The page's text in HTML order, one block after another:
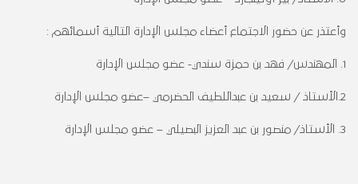
وأعتذر عن حضور الاجتماع أعضاء مجلس الإدارة التالية أسمائهم :
1. المهندس/ فهد بن حمزة سندي- عضو مجلس الإدارة
2.الأستاذ / سعيد بن عبداللطيف الحضرمي –عضو مجلس الإدارة
3. الأستاذ/ منصور بن عبد العزيز البصيلي – عضو مجلس الإدارة